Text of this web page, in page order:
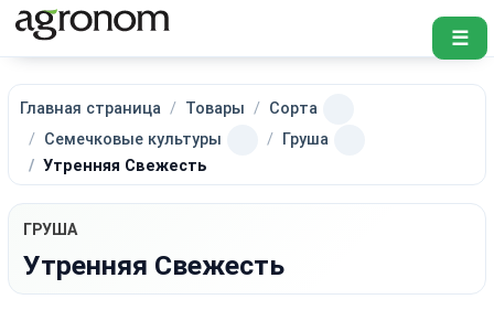
☰
Главная страница Товары
Сорта
Семечковые культуры
Груша
Утренняя Свежесть
ГРУША
Утренняя Свежесть